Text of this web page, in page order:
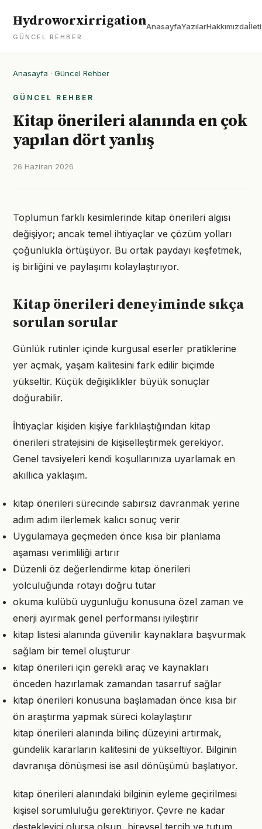
Hydroworxirrigation
GÜNCEL REHBER
AnasayfaYazılarHakkımızda
Anasayfa · Güncel Rehber
GÜNCEL REHBER
Kitap önerileri alanında en çok
yapılan dört yanlış
26 Haziran 2026
Toplumun farklı kesimlerinde kitap önerileri algısı
değişiyor; ancak temel ihtiyaçlar ve çözüm yolları
çoğunlukla örtüşüyor. Bu ortak paydayı keşfetmek,
iş birliğini ve paylaşımı kolaylaştırıyor.
Kitap önerileri deneyiminde sıkça
sorulan sorular
Günlük rutinler içinde kurgusal eserler pratiklerine
yer açmak, yaşam kalitesini fark edilir biçimde
yükseltir. Küçük değişiklikler büyük sonuçlar
doğurabilir.
İhtiyaçlar kişiden kişiye farklılaştığından kitap
önerileri stratejisini de kişiselleştirmek gerekiyor.
Genel tavsiyeleri kendi koşullarınıza uyarlamak en
akıllıca yaklaşım.
kitap önerileri sürecinde sabırsız davranmak yerine
adım adım ilerlemek kalıcı sonuç verir
Uygulamaya geçmeden önce kısa bir planlama
aşaması verimliliği artırır
Düzenli öz değerlendirme kitap önerileri
yolculuğunda rotayı doğru tutar
okuma kulübü uygunluğu konusuna özel zaman ve
enerji ayırmak genel performansı iyileştirir
kitap listesi alanında güvenilir kaynaklara başvurmak
sağlam bir temel oluşturur
kitap önerileri için gerekli araç ve kaynakları
önceden hazırlamak zamandan tasarruf sağlar
kitap önerileri konusuna başlamadan önce kısa bir
ön araştırma yapmak süreci kolaylaştırır
kitap önerileri alanında bilinç düzeyini artırmak,
gündelik kararların kalitesini de yükseltiyor. Bilginin
davranışa dönüşmesi ise asıl dönüşümü başlatıyor.
kitap önerileri alanındaki bilginin eyleme geçirilmesi
kişisel sorumluluğu gerektiriyor. Çevre ne kadar
destekleyici olursa olsun, bireysel tercih ve tutum